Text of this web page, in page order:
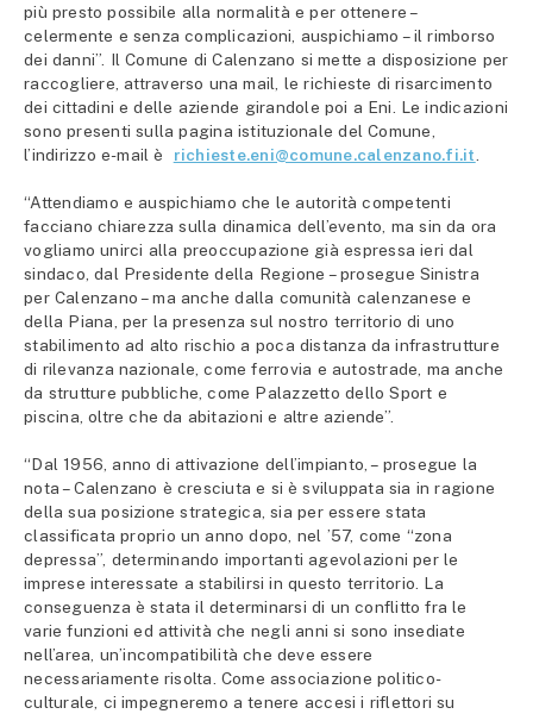
più presto possibile alla normalità e per ottenere –
celermente e senza complicazioni, auspichiamo – il rimborso
dei danni”. Il Comune di Calenzano si mette a disposizione per
raccogliere, attraverso una mail, le richieste di risarcimento
dei cittadini e delle aziende girandole poi a Eni. Le indicazioni
sono presenti sulla pagina istituzionale del Comune,
l’indirizzo e-mail è richieste.eni@comune.calenzano.fi.it
“Attendiamo e auspichiamo che le autorità competenti
facciano chiarezza sulla dinamica dell’evento, ma sin da ora
vogliamo unirci alla preoccupazione già espressa ieri dal
sindaco, dal Presidente della Regione – prosegue Sinistra
per Calenzano – ma anche dalla comunità calenzanese e
della Piana, per la presenza sul nostro territorio di uno
stabilimento ad alto rischio a poca distanza da infrastrutture
di rilevanza nazionale, come ferrovia e autostrade, ma anche
da strutture pubbliche, come Palazzetto dello Sport e
piscina, oltre che da abitazioni e altre aziende”.
“Dal 1956, anno di attivazione dell’impianto, – prosegue la
nota – Calenzano è cresciuta e si è sviluppata sia in ragione
della sua posizione strategica, sia per essere stata
classificata proprio un anno dopo, nel ’57, come “zona
depressa”, determinando importanti agevolazioni per le
imprese interessate a stabilirsi in questo territorio. La
conseguenza è stata il determinarsi di un conflitto fra le
varie funzioni ed attività che negli anni si sono insediate
nell’area, un’incompatibilità che deve essere
necessariamente risolta. Come associazione politico-
culturale, ci impegneremo a tenere accesi i riflettori su